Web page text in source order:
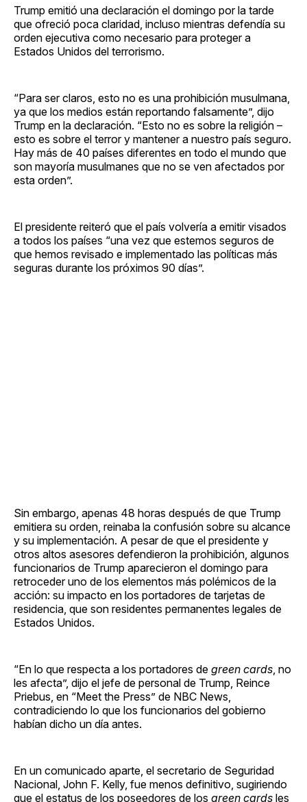
Trump emitió una declaración el domingo por la tarde
que ofreció poca claridad, incluso mientras defendía su
orden ejecutiva como necesario para proteger a
Estados Unidos del terrorismo.
“Para ser claros, esto no es una prohibición musulmana,
ya que los medios están reportando falsamente”, dijo
Trump en la declaración. “Esto no es sobre la religión –
esto es sobre el terror y mantener a nuestro país seguro.
Hay más de 40 países diferentes en todo el mundo que
son mayoría musulmanes que no se ven afectados por
esta orden”.
El presidente reiteró que el país volvería a emitir visados ​​
a todos los países “una vez que estemos seguros de
que hemos revisado e implementado las políticas más
seguras durante los próximos 90 días”.
Sin embargo, apenas 48 horas después de que Trump
emitiera su orden, reinaba la confusión sobre su alcance
y su implementación. A pesar de que el presidente y
otros altos asesores defendieron la prohibición, algunos
funcionarios de Trump aparecieron el domingo para
retroceder uno de los elementos más polémicos de la
acción: su impacto en los portadores de tarjetas de
residencia, que son residentes permanentes legales de
Estados Unidos.
“En lo que respecta a los portadores de green cards , no
les afecta”, dijo el jefe de personal de Trump, Reince
Priebus, en “Meet the Press” de NBC News,
contradiciendo lo que los funcionarios del gobierno
habían dicho un día antes.
En un comunicado aparte, el secretario de Seguridad
Nacional, John F. Kelly, fue menos definitivo, sugiriendo
que el estatus de los poseedores de los green cards les